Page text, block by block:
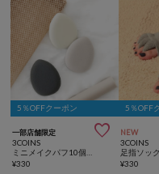
5％OFFクーポン
一部店舗限定 
3COINS
¥330
5％OFF
NEW
3COINS
足指ソッ
¥330